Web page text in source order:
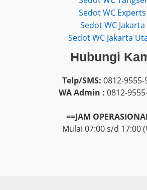
Sedot WC Experts
Sedot WC Jakarta
Sedot WC Jakarta
Hubungi
Telp/SMS: 0812-9555-
WA Admin : 0812-
==JAM
Mulai 07:00 s/d 17:00